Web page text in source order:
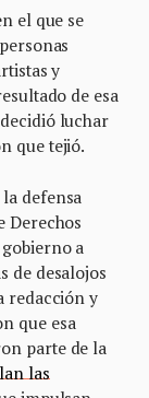
el que se
y
de esa
luchar
que tejió.
defensa
Derechos
a
de desalojos
redacción y
que esa
parte de la
las